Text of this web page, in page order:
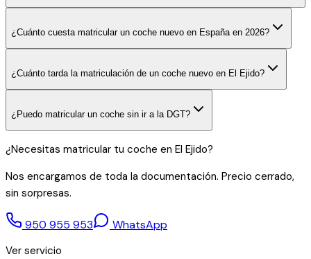
¿Cuánto cuesta matricular un coche nuevo en España en 2026?
¿Cuánto tarda la matriculación de un coche nuevo en El Ejido?
¿Puedo matricular un coche sin ir a la DGT?
¿Necesitas matricular tu coche en El Ejido?
Nos encargamos de toda la documentación. Precio cerrado,
sin sorpresas.
950 955 953 WhatsApp
Ver servicio